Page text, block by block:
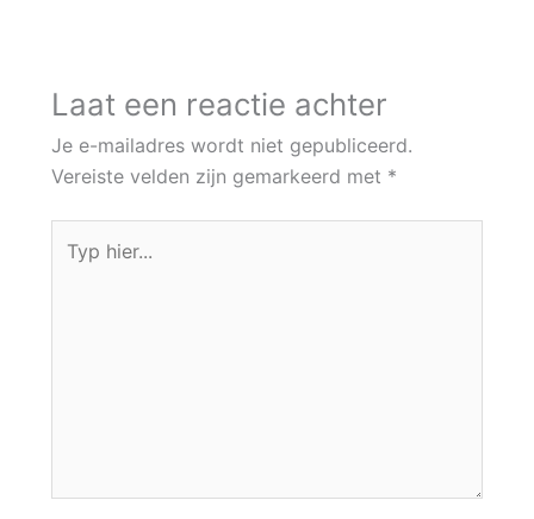
Laat een reactie achter
Je e-mailadres wordt niet gepubliceerd.
Vereiste velden zijn gemarkeerd met *
hier...